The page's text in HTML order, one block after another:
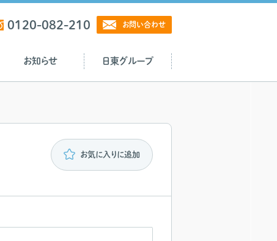
0120-082-210 お問い合わせ
お知らせ 日東グループ
お気に入りに追加